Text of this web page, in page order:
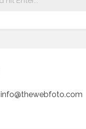
info@thewebfoto.com